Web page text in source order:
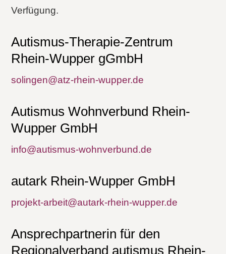
Verfügung.
Autismus-Therapie-Zentrum
Rhein-Wupper gGmbH
solingen@atz-rhein-wupper.de
Autismus Wohnverbund Rhein-
Wupper GmbH
info@autismus-wohnverbund.de
autark Rhein-Wupper GmbH
projekt-arbeit@autark-rhein-wupper.de
Ansprechpartnerin für den
Regionalverband autismus Rhein-